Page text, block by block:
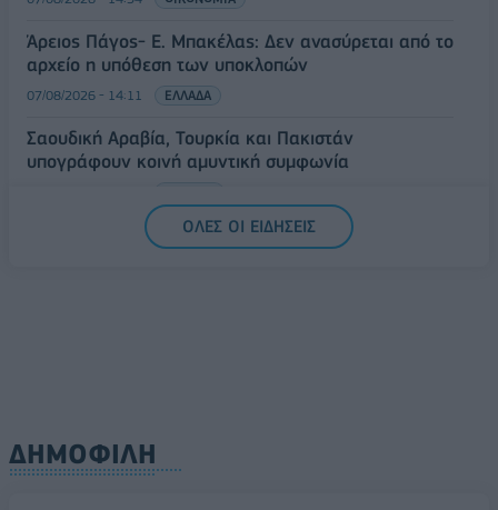
Άρειος Πάγος- Ε. Μπακέλας: Δεν ανασύρεται από το
αρχείο η υπόθεση των υποκλοπών
07/08/2026 - 14:11 ΕΛΛΑΔΑ
Σαουδική Αραβία, Τουρκία και Πακιστάν
υπογράφουν κοινή αμυντική συμφωνία
ΟΛΕΣ ΟΙ ΕΙΔΗΣΕΙΣ
ΔΗΜΟΦΙΛΗ